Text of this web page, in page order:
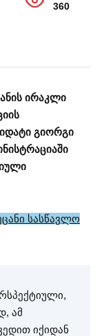
360
ირაკლი
გიორგი
სასწავლო
ამ
იქიდან